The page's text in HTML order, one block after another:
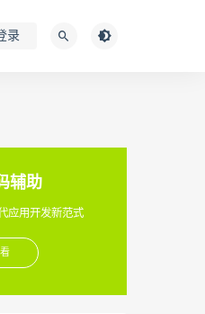
录
辅助
应用开发新范式